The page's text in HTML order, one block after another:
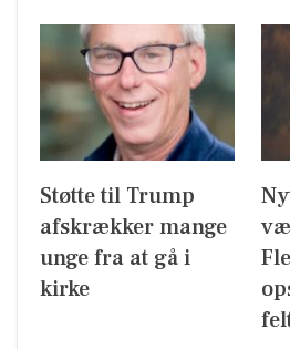
Støtte til Trump
afskrækker mange
unge fra at gå i
kirke